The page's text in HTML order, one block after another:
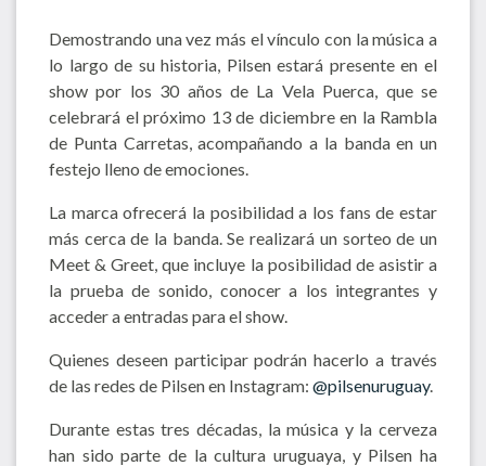
Demostrando una vez más el vínculo con la música a
lo largo de su historia, Pilsen estará presente en el
show por los 30 años de La Vela Puerca, que se
celebrará el próximo 13 de diciembre en la Rambla
de Punta Carretas, acompañando a la banda en un
festejo lleno de emociones.
La marca ofrecerá la posibilidad a los fans de estar
más cerca de la banda. Se realizará un sorteo de un
Meet & Greet, que incluye la posibilidad de asistir a
la prueba de sonido, conocer a los integrantes y
acceder a entradas para el show.
Quienes deseen participar podrán hacerlo a través
de las redes de Pilsen en Instagram: @pilsenuruguay.
Durante estas tres décadas, la música y la cerveza
han sido parte de la cultura uruguaya, y Pilsen ha